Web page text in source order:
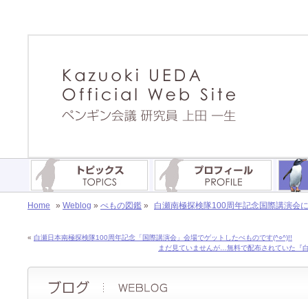
Home » Weblog » ぺもの図鑑 » 白瀬南極探検隊100周年記念国際講演会
« 白瀬日本南極探検隊100周年記念「国際講演会」会場でゲットしたぺものです(^○^)!!
まだ見ていませんが…無料で配布されていた『